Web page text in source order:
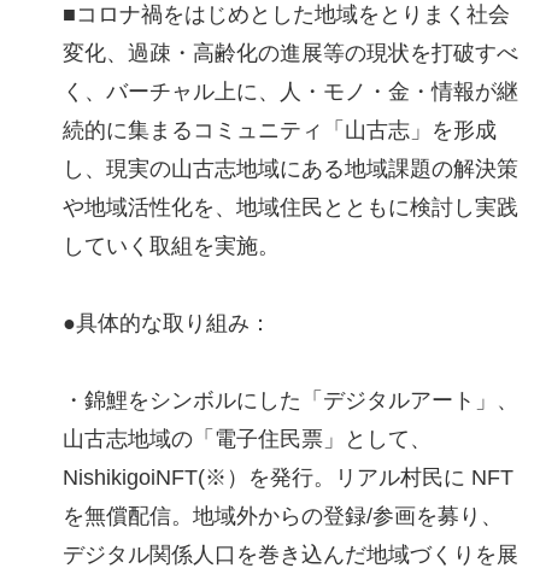
■コロナ禍をはじめとした地域をとりまく社会
変化、過疎・高齢化の進展等の現状を打破すべ
く、バーチャル上に、人・モノ・金・情報が継
続的に集まるコミュニティ「山古志」を形成
し、現実の山古志地域にある地域課題の解決策
や地域活性化を、地域住民とともに検討し実践
していく取組を実施。
●具体的な取り組み：
・錦鯉をシンボルにした「デジタルアート」、
山古志地域の「電子住民票」として、
NishikigoiNFT(※）を発行。リアル村民に NFT
を無償配信。地域外からの登録/参画を募り、
デジタル関係人口を巻き込んだ地域づくりを展